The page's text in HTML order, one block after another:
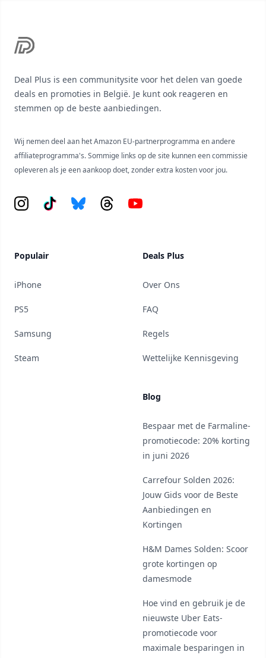
Deal Plus is een communitysite voor het delen van goede
deals en promoties in België. Je kunt ook reageren en
stemmen op de beste aanbiedingen.
Wij nemen deel aan het Amazon EU-partnerprogramma en andere
affiliateprogramma's. Sommige links op de site kunnen een commissie
opleveren als je een aankoop doet, zonder extra kosten voor jou.
Instagram
Tiktok BlueskyThreadsYouTube
Populair
iPhone
PS5
Samsung
Steam
Deals Plus
Over Ons
FAQ
Regels
Wettelijke Kennisgeving
Blog
Bespaar met de Farmaline-
promotiecode: 20% korting
in juni 2026
Carrefour Solden 2026:
Jouw Gids voor de Beste
Aanbiedingen en
Kortingen
H&M Dames Solden: Scoor
grote kortingen op
damesmode
Hoe vind en gebruik je de
nieuwste Uber Eats-
promotiecode voor
maximale besparingen in